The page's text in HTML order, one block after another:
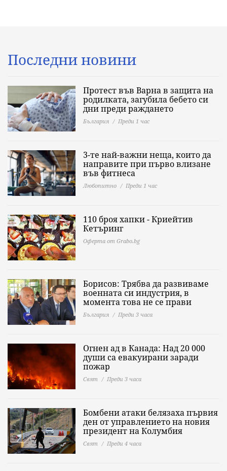
Последни новини
Протест във Варна в защита на
родилката, загубила бебето си
дни преди раждането
България Преди 1 час
3-те най-важни неща, които да
направите при първо влизане
във фитнеса
Любопитно Преди 1 час
110 броя хапки - Криейтив
Кетъринг
Оферта от Grabo.bg
Борисов: Трябва да развиваме
военната си индустрия, в
момента това не се прави
България Преди 3 часа
Огнен ад в Канада: Над 20 000
души са евакуирани заради
пожар
Свят Преди 3 часа
Бомбени атаки белязаха първия
ден от управлението на новия
президент на Колумбия
Свят Преди 4 часа